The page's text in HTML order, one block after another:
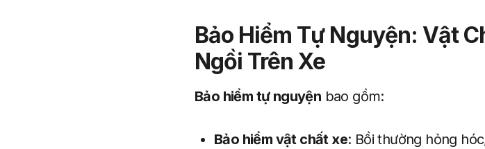
Bảo Hiểm Tự Nguyện: Vật
Ngồi Trên Xe
Bảo hiểm tự nguyện bao gồm:
Bảo hiểm vật chất xe: Bồi thường hỏng